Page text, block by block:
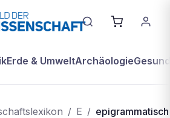
Erde & UmweltArchäologie
/ E / epigrammatisch